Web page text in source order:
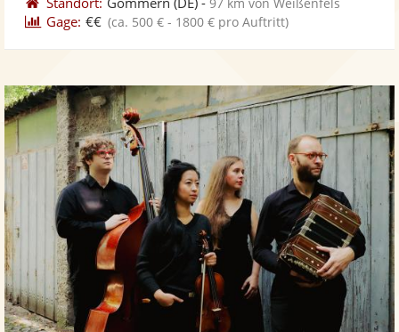
97 km von Weißenfels
Gage: €€ (ca. 500 € - 1800 € pro Auftritt)